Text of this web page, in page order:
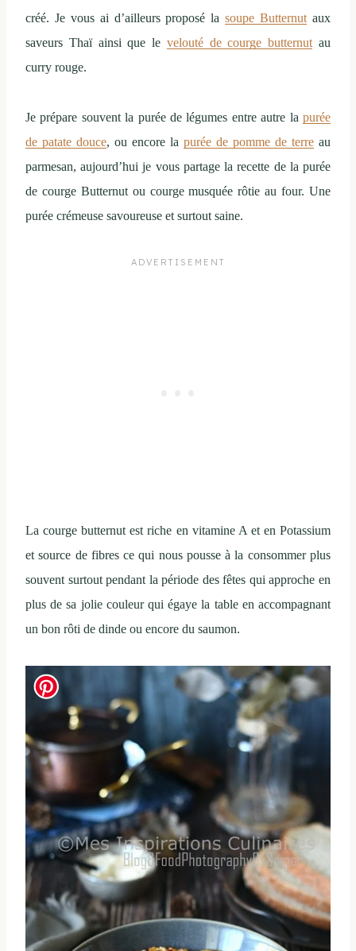
créé. Je vous ai d’ailleurs proposé lasoupe Butternut aux
saveurs Thaï ainsi que le velouté de courge butternut au
curry rouge.
Je prépare souvent la purée de légumes entre autre la purée
de patate douce, ou encore la purée de pomme de terre au
parmesan, aujourd’hui je vous partage la recette de la purée
de courge Butternut ou courge musquée rôtie au four. Une
purée crémeuse savoureuse et surtout saine.
La courge butternut est riche en vitamine A et en Potassium
et source de fibres ce qui nous pousse à la consommer plus
souvent surtout pendant la période des fêtes qui approche en
plus de sa jolie couleur qui égaye la table en accompagnant
un bon rôti de dinde ou encore du saumon.